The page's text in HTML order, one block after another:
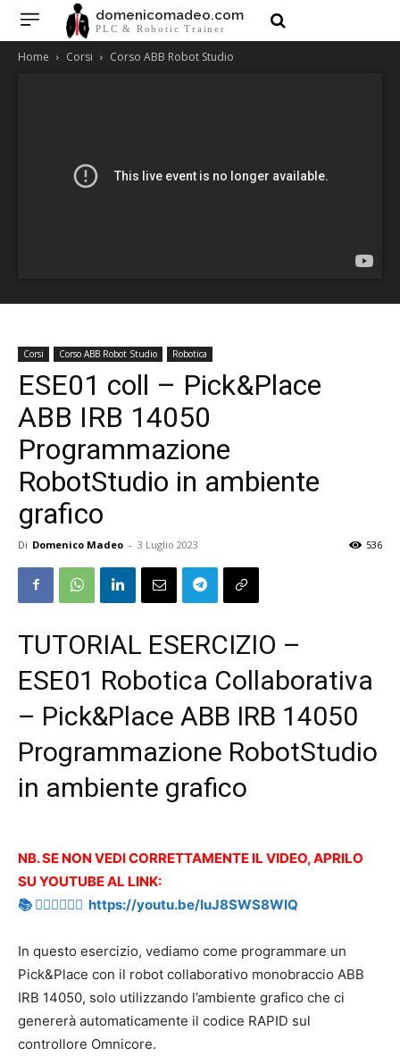
domenicomadeo.com
PLC & Robotic Trainer
Home Corsi Corso ABB Robot Studio
Corsi Corso ABB Robot Studio Robotica
ESE01 coll – Pick&Place
ABB IRB 14050
Programmazione
RobotStudio in ambiente
grafico
Di Domenico Madeo - 3 Luglio 2023 536
TUTORIAL ESERCIZIO –
ESE01 Robotica Collaborativa
– Pick&Place ABB IRB 14050
Programmazione RobotStudio
in ambiente grafico
NB. SE NON VEDI CORRETTAMENTE IL VIDEO, APRILO
SU YOUTUBE AL LINK:
📚 👉🏻👉🏻👉🏻 https://youtu.be/IuJ8SWS8WIQ
In questo esercizio, vediamo come programmare un
Pick&Place con il robot collaborativo monobraccio ABB
IRB 14050, solo utilizzando l’ambiente grafico che ci
genererà automaticamente il codice RAPID sul
controllore Omnicore.